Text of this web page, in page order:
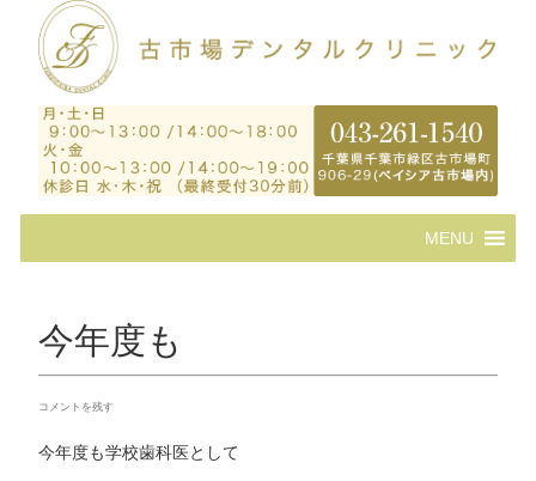
ス
MENU
今年度も
コメントを残す
今年度も学校歯科医として